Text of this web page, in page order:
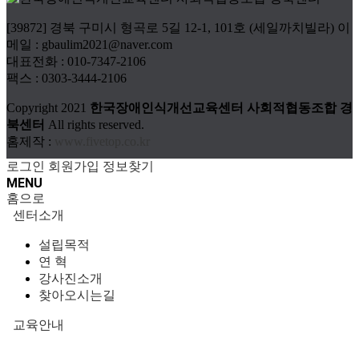
[39872] 경북 구미시 형곡로 5길 12-1, 101호 (세일까치빌라) 이
메일 : gbaulim2021@naver.com
대표전화 : 010-7347-2106
팩스 : 0303-3444-2106
Copyright 2021 한국장애인식개선교육센터 사회적협동조합 경
북센터 All rights reserved.
홈제작 :
로그인 회원가입 정보찾기
MENU
홈으로
센터소개
설립목적
연 혁
강사진소개
찾아오시는길
교육안내